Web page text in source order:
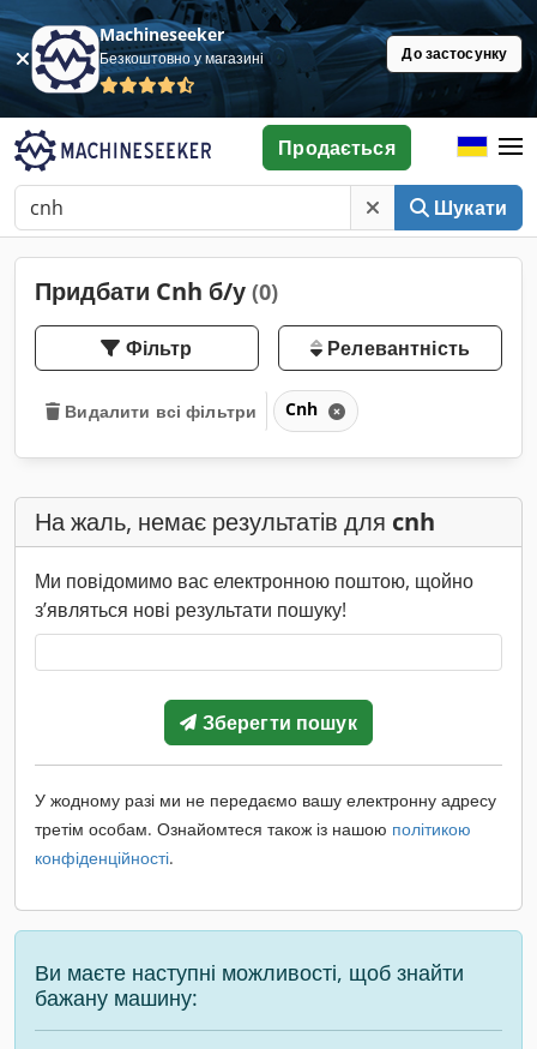
Machineseeker
Безкоштовно у магазині До застосунку
Шукати
Продається
Придбати Cnh б/у (0)
Фільтр Релевантність
Видалити всі фільтри Cnh
На жаль, немає результатів для cnh
Ми повідомимо вас електронною поштою, щойно
з’являться нові результати пошуку!
Зберегти пошук
У жодному разі ми не передаємо вашу електронну адресу
третім особам. Ознайомтеся також із нашою політикою
конфіденційності.
Ви маєте наступні можливості, щоб знайти
бажану машину: